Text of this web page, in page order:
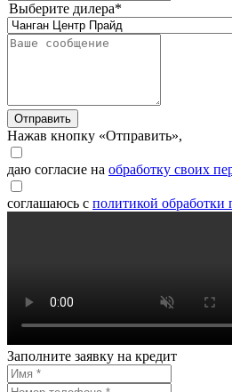
Выберите дилера*
Отправить
Нажав кнопку «Отправить»,
даю согласие на обработку своих
соглашаюсь с политикой
Заполните заявку на кредит